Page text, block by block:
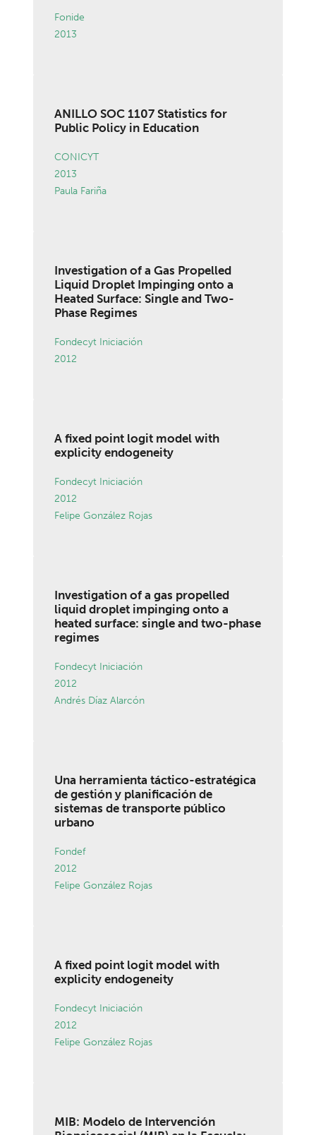
Fonide
2013
ANILLO SOC 1107 Statistics for
Public Policy in Education
CONICYT
2013
Paula Fariña
Investigation of a Gas Propelled
Liquid Droplet Impinging onto a
Heated Surface: Single and Two-
Phase Regimes
Fondecyt Iniciación
2012
A fixed point logit model with
explicity endogeneity
Fondecyt Iniciación
2012
Felipe González Rojas
Investigation of a gas propelled
liquid droplet impinging onto a
heated surface: single and two-phase
regimes
Fondecyt Iniciación
2012
Andrés Díaz Alarcón
Una herramienta táctico-estratégica
de gestión y planificación de
sistemas de transporte público
urbano
Fondef
2012
Felipe González Rojas
A fixed point logit model with
explicity endogeneity
Fondecyt Iniciación
2012
Felipe González Rojas
MIB: Modelo de Intervención